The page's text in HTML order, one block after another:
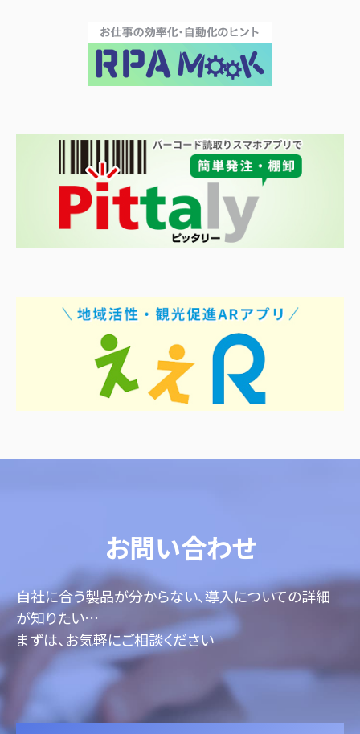
お問い合わせ
自社に合う製品が分からない、導入についての詳細
が知りたい…
まずは、お気軽にご相談ください